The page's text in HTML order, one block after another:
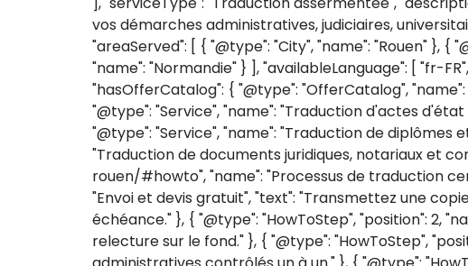
vos démarches administratives, judiciaires,
"areaServed": [ { "@type": "City", "name": "Rouen" },
"name": "Normandie" } ], "availableLanguage": [ "fr-
"hasOfferCatalog": { "@type": "OfferCatalog",
"@type": "Service", "name": "Traduction d'actes
"@type": "Service", "name": "Traduction de diplômes
"Traduction de documents juridiques, notariaux et
rouen/#howto", "name": "Processus de traduction
"Envoi et devis gratuit", "text": "Transmettez une
échéance." }, { "@type": "HowToStep", "position": 2,
relecture sur le fond." }, { "@type": "HowToStep",